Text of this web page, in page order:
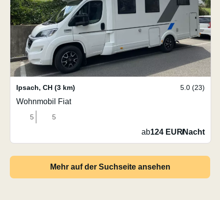
Ipsach, CH (3 km) 5.0 (23)
Wohnmobil Fiat
5 5
ab124 EUR/Nacht
Mehr auf der Suchseite ansehen